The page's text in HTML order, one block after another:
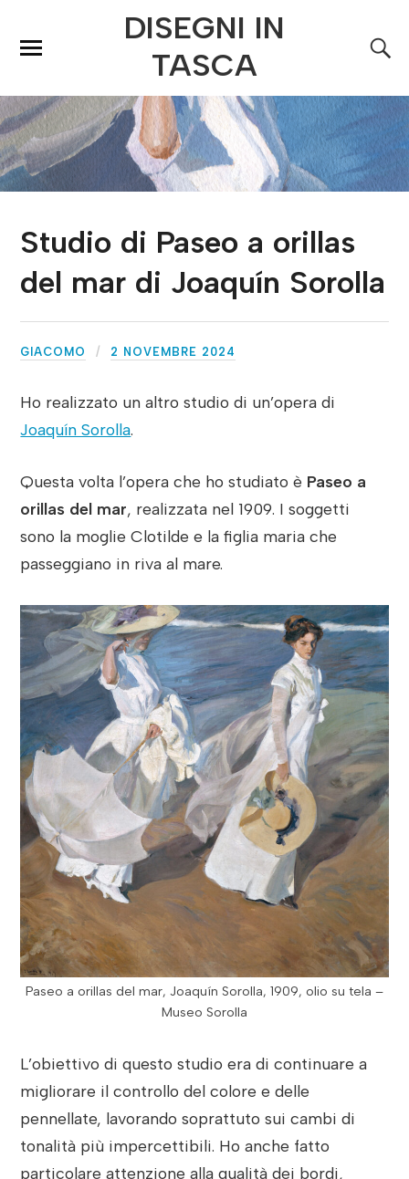
DISEGNI IN
TASCA
Studio di Paseo a orillas
del mar di Joaquín Sorolla
GIACOMO 2 NOVEMBRE 2024
Ho realizzato un altro studio di un’opera di
Joaquín Sorolla.
Questa volta l’opera che ho studiato è Paseo a
orillas del mar, realizzata nel 1909. I soggetti
sono la moglie Clotilde e la figlia maria che
passeggiano in riva al mare.
Paseo a orillas del mar, Joaquín Sorolla, 1909, olio su tela –
Museo Sorolla
L’obiettivo di questo studio era di continuare a
migliorare il controllo del colore e delle
pennellate, lavorando soprattuto sui cambi di
tonalità più impercettibili. Ho anche fatto
particolare attenzione alla qualità dei bordi,